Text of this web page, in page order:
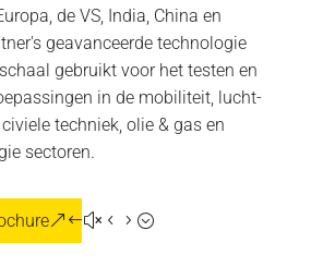
de VS, India, China en
geavanceerde technologie
gebruikt voor het testen en
in de mobiliteit, lucht-
techniek, olie & gas en
sectoren.